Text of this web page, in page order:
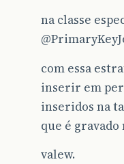
na classe
com essa
inserir em
inseridos na
que é gravado
valew.